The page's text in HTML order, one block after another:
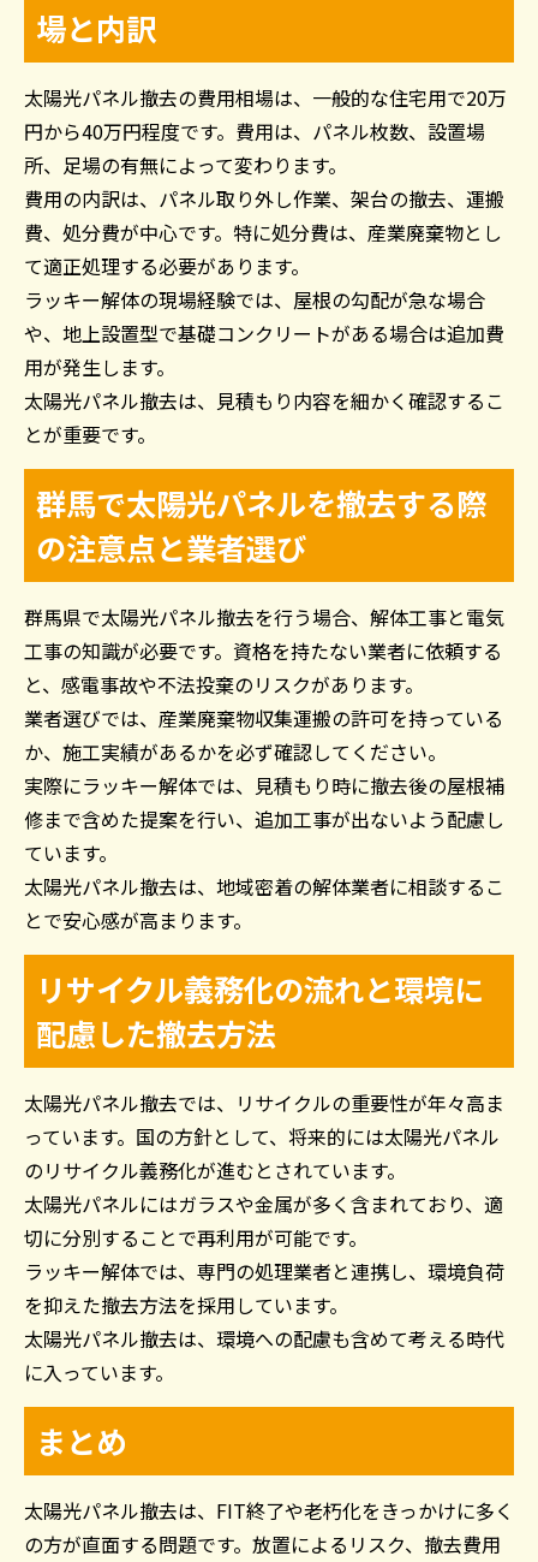
場と内訳
太陽光パネル撤去の費用相場は、一般的な住宅用で20万
円から40万円程度です。費用は、パネル枚数、設置場
所、足場の有無によって変わります。
費用の内訳は、パネル取り外し作業、架台の撤去、運搬
費、処分費が中心です。特に処分費は、産業廃棄物とし
て適正処理する必要があります。
ラッキー解体の現場経験では、屋根の勾配が急な場合
や、地上設置型で基礎コンクリートがある場合は追加費
用が発生します。
太陽光パネル撤去は、見積もり内容を細かく確認するこ
とが重要です。
群馬で太陽光パネルを撤去する際
の注意点と業者選び
群馬県で太陽光パネル撤去を行う場合、解体工事と電気
工事の知識が必要です。資格を持たない業者に依頼する
と、感電事故や不法投棄のリスクがあります。
業者選びでは、産業廃棄物収集運搬の許可を持っている
か、施工実績があるかを必ず確認してください。
実際にラッキー解体では、見積もり時に撤去後の屋根補
修まで含めた提案を行い、追加工事が出ないよう配慮し
ています。
太陽光パネル撤去は、地域密着の解体業者に相談するこ
とで安心感が高まります。
リサイクル義務化の流れと環境に
配慮した撤去方法
太陽光パネル撤去では、リサイクルの重要性が年々高ま
っています。国の方針として、将来的には太陽光パネル
のリサイクル義務化が進むとされています。
太陽光パネルにはガラスや金属が多く含まれており、適
切に分別することで再利用が可能です。
ラッキー解体では、専門の処理業者と連携し、環境負荷
を抑えた撤去方法を採用しています。
太陽光パネル撤去は、環境への配慮も含めて考える時代
に入っています。
まとめ
太陽光パネル撤去は、FIT終了や老朽化をきっかけに多く
の方が直面する問題です。放置によるリスク、撤去費用